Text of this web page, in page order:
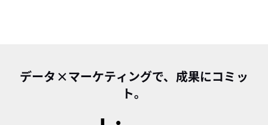
データ×マーケティングで、成果にコミッ
ト。